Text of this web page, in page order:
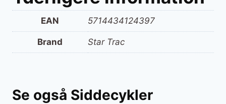
EAN 5714434124397
Brand Star Trac
Se også Siddecykler